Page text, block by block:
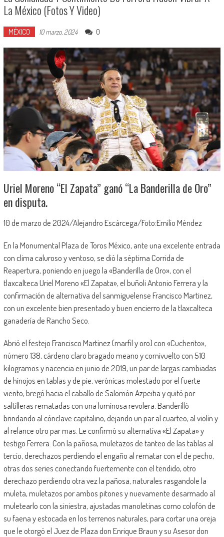
La México (Fotos Y Video)
MÉXICO 10 marzo, 2024 0
Uriel Moreno “El Zapata” ganó “La Banderilla de Oro”
en disputa.
10 de marzo de 2024/Alejandro Escárcega/Foto:Emilio Méndez
En la Monumental Plaza de Toros México, ante una excelente entrada
con clima caluroso y ventoso, se dió la séptima Corrida de
Reapertura, poniendo en juego la «Banderilla de Oro», con el
tlaxcalteca Uriel Moreno «El Zapata», el buñoli Antonio Ferrera y la
confirmación de alternativa del sanmiguelense Francisco Martinez,
con un excelente bien presentado y buen encierro de la tlaxcalteca
ganadería de Rancho Seco.
Abrió el festejo Francisco Martínez (marfil y oro) con «Cucherito»,
número 138, cárdeno claro bragado meano y cornivuelto con 510
kilogramos y nacencia en junio de 2019, un par de largas cambiadas
de hinojos en tablas y de pie, verónicas molestado por el fuerte
viento, bregó hacia el caballo de Salomón Azpeitia y quitó por
saltilleras rematadas con una luminosa revolera. Banderilló
brindando al cónclave capitalino, dejando un par al cuarteo, al violín y
al relance otro par mas. Le confirmó su alternativa «El Zapata» y
testigo Ferrera. Con la pañosa, muletazos de tanteo de las tablas al
tercio, derechazos perdiendo el engaño al rematar con el de pecho,
otras dos series conectando fuertemente con el tendido, otro
derechazo perdiendo otra vez la pañosa, naturales rasgandole la
muleta, muletazos por ambos pitones y nuevamente desarmado al
muletearlo con la siniestra, ajustadas manoletinas como colofón de
su faena y estocada en los terrenos naturales, para cortar una oreja
que le otorgó el Juez de Plaza don Enrique Braun y su Asesor don